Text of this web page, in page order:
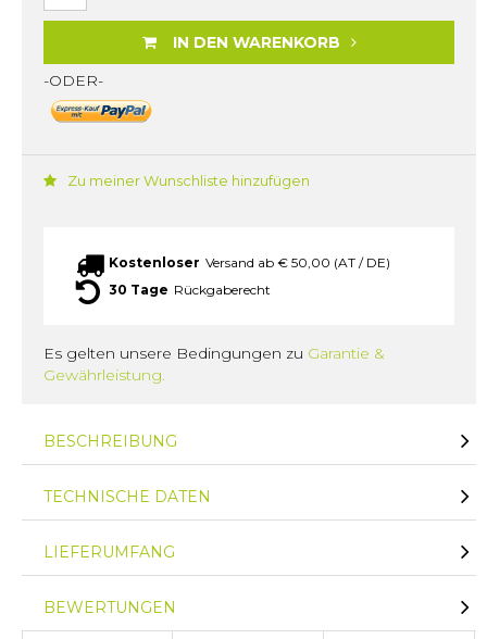
IN DEN WARENKORB
-ODER-
Zu meiner Wunschliste hinzufügen
Kostenloser Versand ab € 50,00 (AT / DE)
30 Tage Rückgaberecht
Es gelten unsere Bedingungen zu Garantie &
Gewährleistung.
BESCHREIBUNG
TECHNISCHE DATEN
LIEFERUMFANG
BEWERTUNGEN